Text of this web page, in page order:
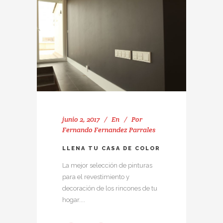
junio 2, 2017 En
Por
Fernando Fernandez Parrales
LLENA TU CASA DE COLOR
La mejor selección de pinturas
para el revestimiento y
decoración de los rincones de tu
hogar....